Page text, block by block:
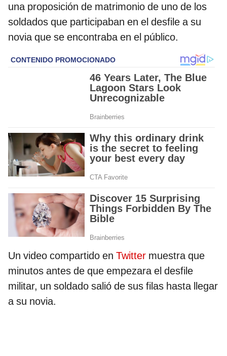
una proposición de matrimonio de uno de los
soldados que participaban en el desfile a su
novia que se encontraba en el público.
Un video compartido en Twitter muestra que
minutos antes de que empezara el desfile
militar, un soldado salió de sus filas hasta llegar
a su novia.